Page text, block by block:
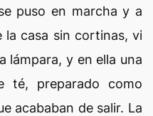
puso en marcha y a
la casa sin cortinas, vi
lámpara, y en ella una
té, preparado como
acababan de salir. La